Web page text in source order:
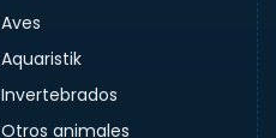
Aves
Aquaristik
Invertebrados
Otros animales